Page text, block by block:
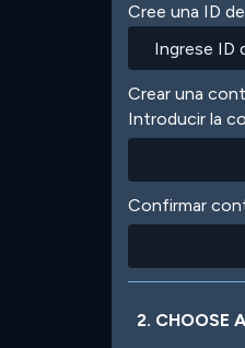
Cree una ID
Crear una
Introducir la
Confirmar
2. CHOOSE